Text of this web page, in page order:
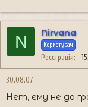
N Nirvana
Користувач
Реєстрація
30.08.07
Нет, ему не до